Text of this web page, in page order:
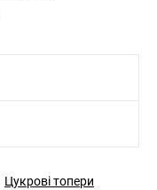
Цукрові топери